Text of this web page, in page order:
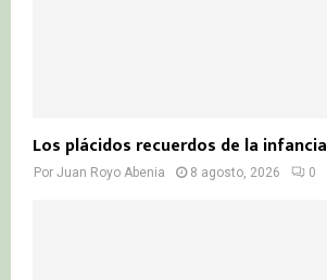
Los plácidos recuerdos de la infancia
Por Juan Royo Abenia 8 agosto, 2026 0